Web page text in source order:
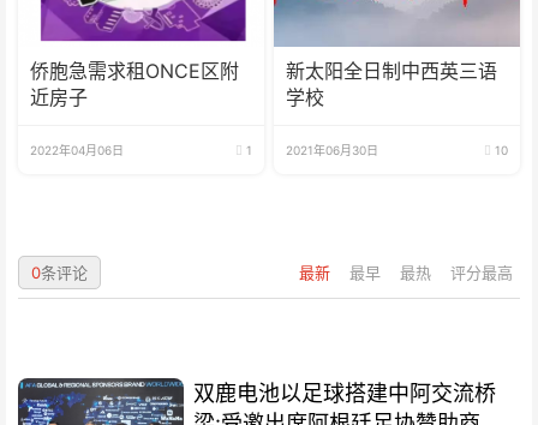
侨胞急需求租ONCE区附
近房子
2022年04月06日 1
新太阳全日制中西英三语
学校
2021年06月30日 10
最新 最早 最热 评分最高
0条评论
双鹿电池以足球搭建中阿交流桥